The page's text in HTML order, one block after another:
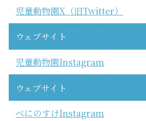
児童動物園X（旧Twitter）
ウェブサイト
児童動物園Instagram
ウェブサイト
べにのすけInstagram